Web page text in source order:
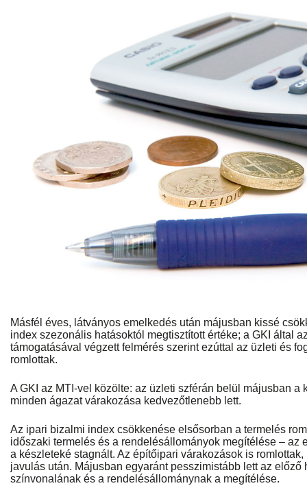
Másfél éves, látványos emelkedés után májusban kissé
index szezonális hatásoktól megtisztított értéke; a GKI által
támogatásával végzett felmérés szerint ezúttal az üzleti és
romlottak.
A GKI az MTI-vel közölte: az üzleti szférán belül májusban a
minden ágazat várakozása kedvezőtlenebb lett.
Az ipari bizalmi index csökkenése elsősorban a termelés
időszaki termelés és a rendelésállományok megítélése – az
a készleteké stagnált. Az építőipari várakozások is
javulás után. Májusban egyaránt pesszimistább lett az előző
színvonalának és a rendelésállománynak a megítélése.